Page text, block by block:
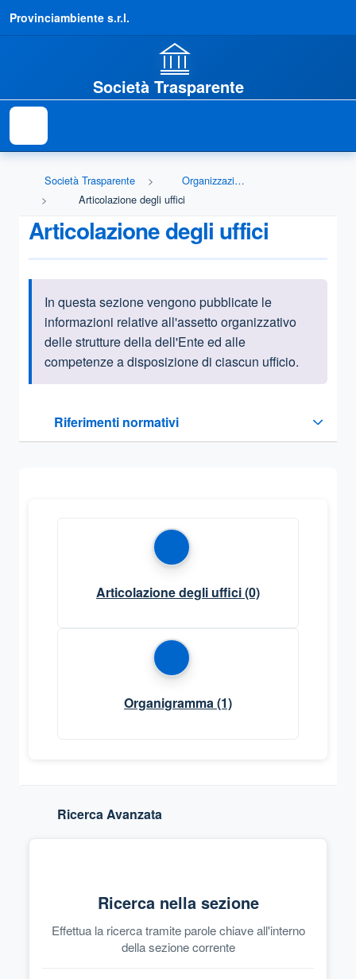
Provinciambiente s.r.l.
Società Trasparente
Società Trasparente
Organizzazione
Articolazione degli uffici
Articolazione degli uffici
Informazioni introduttive
In questa sezione vengono pubblicate le
informazioni relative all'assetto organizzativo
delle strutture della dell'Ente ed alle
competenze a disposizione di ciascun ufficio.
Riferimenti normativi
Sezione compressa
Articolazione degli uffici(0)
Organigramma (1)
Ricerca Avanzata
Ricerca nella sezione
Effettua la ricerca tramite parole chiave all'interno
della sezione corrente